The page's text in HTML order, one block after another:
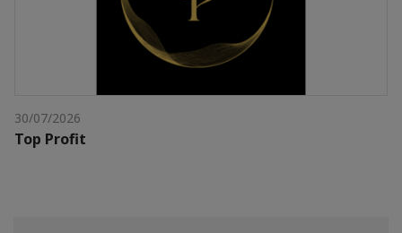
30/07/2026
Top Profit